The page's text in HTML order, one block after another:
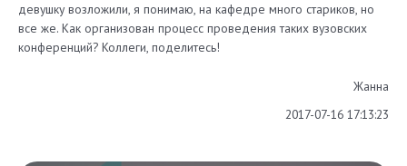
девушку возложили, я понимаю, на кафедре много стариков, но
все же. Как организован процесс проведения таких вузовских
конференций? Коллеги, поделитесь!
Жанна
2017-07-16 17:13:23